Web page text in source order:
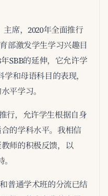
席，2020年全面推行
部激发学生学习兴趣目
SBB的延伸，它允许学
和母语科目的表现，
平学习。
行，允许学生根据自身
的学科水平。我相信
师的积极反馈，以
普通学术班的分流已结